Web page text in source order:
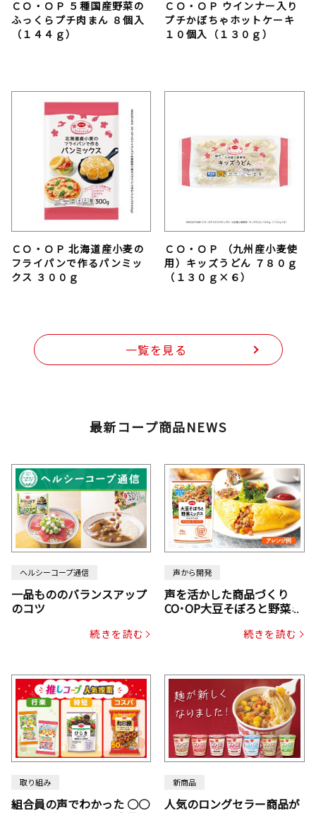
ＣＯ・ＯＰ ５種国産野菜の
ふっくらプチ肉まん ８個入
（１４４ｇ）
ＣＯ・ＯＰ ウインナー入り
プチかぼちゃホットケーキ
１０個入（１３０ｇ）
ＣＯ・ＯＰ 北海道産小麦の
フライパンで作るパンミッ
クス ３００ｇ
ＣＯ・ＯＰ （九州産小麦使
用）キッズうどん ７８０ｇ
（１３０ｇ×６）
一覧を見る
最新コープ商品NEWS
ヘルシーコープ通信
一品もののバランスアップ
のコツ
続きを読む
声から開発
声を活かした商品づくり
CO･OP大豆そぼろと野菜ミ
じん・コーン入り）続きを読む
取り組み
組合員の声でわかった ○○
新商品
人気のロングセラー商品が